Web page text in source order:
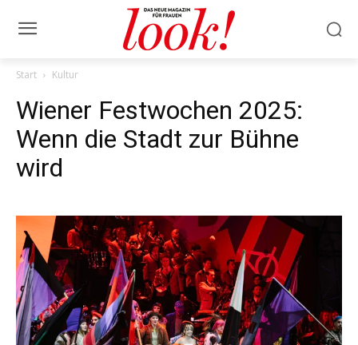
Start Kultur
Wiener Festwochen 2025:
Wenn die Stadt zur Bühne
wird